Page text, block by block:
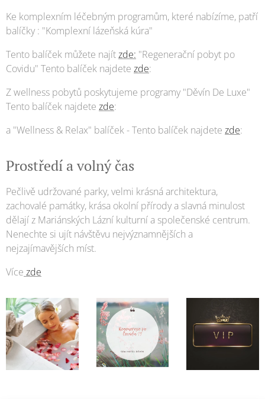
Ke komplexním léčebným programům, které nabízíme, patří
balíčky : "Komplexní lázeňská kúra"
Tento balíček můžete najítzde: "Regenerační pobyt po
Covidu" Tento balíček najdete zde:
Z wellness pobytů poskytujeme programy "Děvín De Luxe"
Tento balíček najdete zde:
a "Wellness & Relax" balíček - Tento balíček najdete zde:
Prostředí a volný čas
Pečlivě udržované parky, velmi krásná architektura,
zachovalé památky, krása okolní přírody a slavná minulost
dělají z Mariánských Lázní kulturní a společenské centrum.
Nenechte si ujít návštěvu nejvýznamnějších a
nejzajímavějších míst.
Více zde